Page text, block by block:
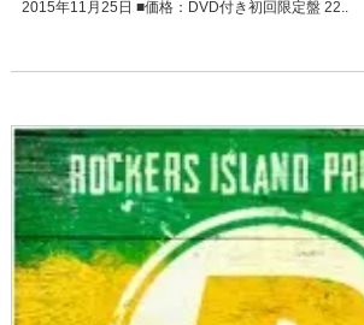
2015年11月25日 ■価格：DVD付き初回限定盤 22..